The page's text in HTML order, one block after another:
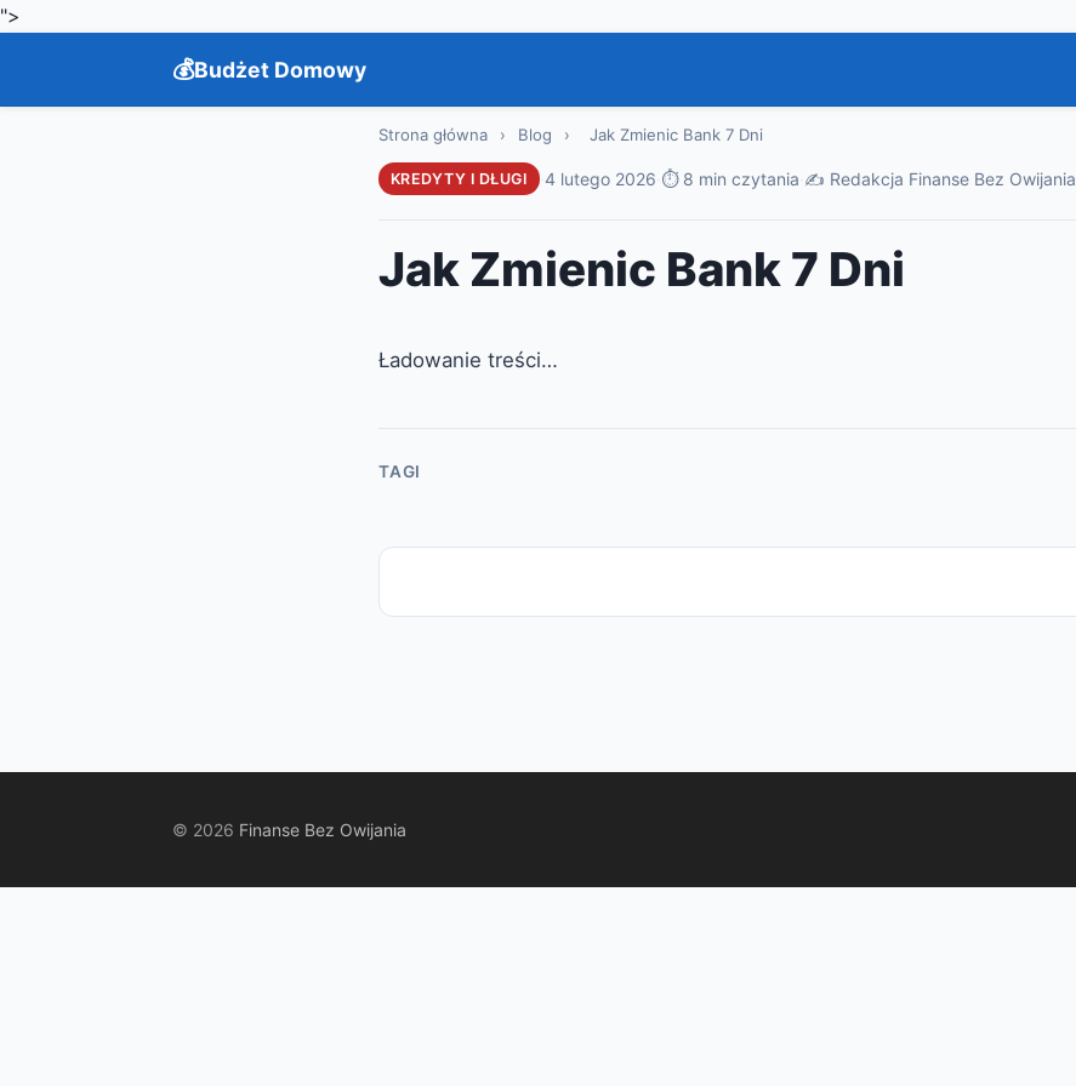
">
Budżet Domowy
Strona główna › Blog › Jak Zmienic Bank 7 Dni
KREDYTY I DŁUGI · 4 lutego 2026 ⏱ 8 min czytania ✍️ Redakcja Finanse Bez Owijania
Jak Zmienic Bank 7 Dni
Ładowanie treści…
TAGI
© 2026 Finanse Bez Owijania